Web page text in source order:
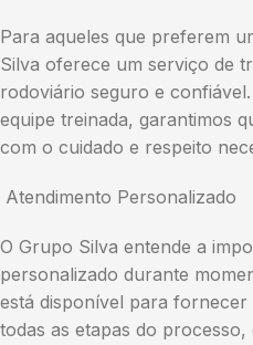
Para aqueles que preferem
Silva oferece um serviço de
rodoviário seguro e
equipe treinada, garantimos
com o cuidado e respeito
Atendimento Personalizado
O Grupo Silva entende a
personalizado durante
está disponível para fornecer
todas as etapas do processo,